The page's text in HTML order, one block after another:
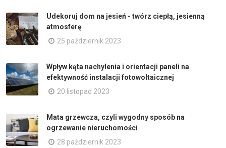
Udekoruj dom na jesień - twórz ciepłą, jesienną
atmosferę
25 październik 2023
Wpływ kąta nachylenia i orientacji paneli na
efektywność instalacji fotowoltaicznej
20 listopad 2023
Mata grzewcza, czyli wygodny sposób na
ogrzewanie nieruchomości
28 październik 2023